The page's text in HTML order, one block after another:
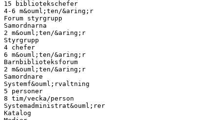
15 bibliotekschefer
4-6 m&ouml;ten/&aring;r
Forum styrgrupp
Samordnarna
2 m&ouml;ten/&aring;r
Styrgrupp
4 chefer
6 m&ouml;ten/&aring;r
Barnbiblioteksforum
2 m&ouml;ten/&aring;r
Samordnare
Systemf&ouml;rvaltning
5 personer
8 tim/vecka/person
Systemadministrat&ouml;rer
Katalog